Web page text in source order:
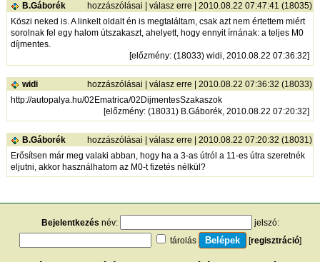
B.Gáborék hozzászólásai válasz erre | 2010.08.22 07:47:41 (18035)
Köszi neked is. A linkelt oldalt én is megtaláltam, csak azt nem értettem miért
sorolnak fel egy halom útszakaszt, ahelyett, hogy ennyit írnának: a teljes M0
díjmentes.
[előzmény: (18033) widi, 2010.08.22 07:36:32]
widi hozzászólásai válasz erre | 2010.08.22 07:36:32 (18033)
http://autopalya.hu/02Ematrica/02DijmentesSzakaszok
[előzmény: (18031) B.Gáborék, 2010.08.22 07:20:32]
B.Gáborék hozzászólásai válasz erre | 2010.08.22 07:20:32 (18031)
Erősítsen már meg valaki abban, hogy ha a 3-as útról a 11-es útra szeretnék
eljutni, akkor használhatom az M0-t fizetés nélkül?
Bejelentkezés név:
jelszó:
tárolás
[regisztráció]